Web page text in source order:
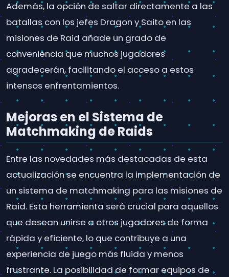
Además, la opción de saltar directamente a las
batallas con los jefes Dragon y Saito en las
misiones de Raid añade un grado de
conveniencia que muchos jugadores
agradecerán, facilitando el acceso a estos
intensos enfrentamientos.
Mejoras en el Sistema de
Matchmaking de Raids
Entre las novedades más destacadas de esta
actualización se encuentra la implementación de
un sistema de matchmaking para las misiones de
Raid. Esta herramienta será crucial para aquellos
que desean unirse a otros jugadores de forma
rápida y eficiente, lo que contribuye a una
experiencia de juego más fluida y menos
frustrante. La posibilidad de formar equipos de